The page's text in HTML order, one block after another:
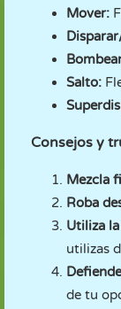
Mover:
Salto:
Consejos y
Mezcla
Roba
Utiliza
utilizas
de tu